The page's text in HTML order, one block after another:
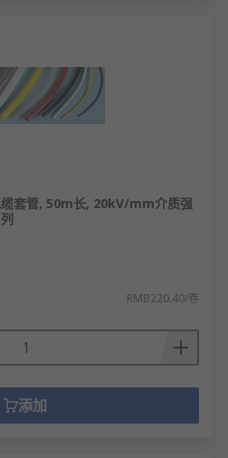
套管, 50m长, 20kV/mm介质强
RMB220.40/卷
添加